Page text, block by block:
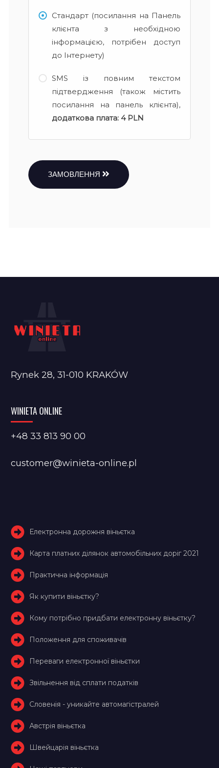
Стандарт (посилання на Панель
клієнта з необхідною
інформацією, потрібен доступ
до Інтернету)
SMS із повним текстом
підтвердження (також містить
посилання на панель клієнта),
додаткова плата: 4 PLN
ЗАМОВЛЕННЯ
Rynek 28, 31-010 KRAKÓW
WINIETA ONLINE
+48 33 813 90 00
customer@winieta-online.pl
Електронна дорожня віньєтка
Карта платних ділянок автомобільних доріг 2021
Практична інформація
Як купити віньєтку?
Кому потрібно придбати електронну віньєтку?
Положення для споживачів
Переваги електронної віньєтки
Звільнення від сплати податків
Словенія - уникайте автомагістралей
Австрія віньєтка
Швейцарія віньєтка